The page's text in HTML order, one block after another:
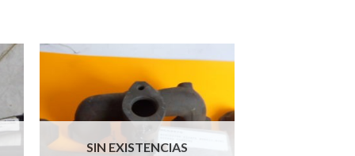
SIN EXISTENCIAS